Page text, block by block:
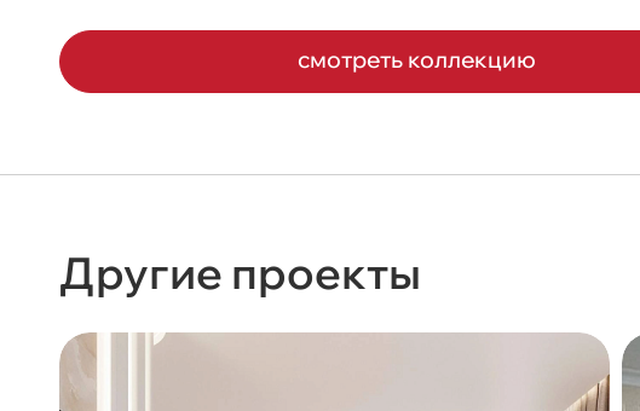
смотреть коллекцию
Другие проекты